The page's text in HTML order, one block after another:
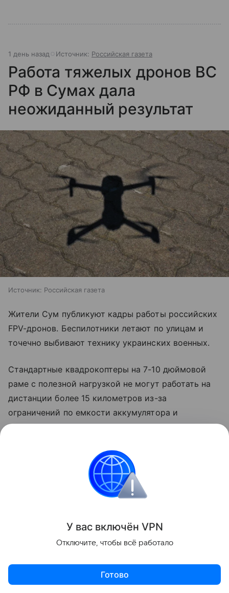
1 день назад Источник: Российская газета
Работа тяжелых дронов ВС
РФ в Сумах дала
неожиданный результат
Источник: Российская газета
Жители Сум публикуют кадры работы российских
FPV-дронов. Беспилотники летают по улицам и
точечно выбивают технику украинских военных.
Стандартные квадрокоптеры на 7-10 дюймовой
раме с полезной нагрузкой не могут работать на
дистанции более 15 километров из-за
ограничений по емкости аккумулятора и
затухания радиосигнала на сверхмалых высотах.
У вас включён VPN
Отключите, чтобы всё работало
Готово